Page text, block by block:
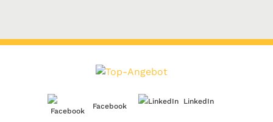
Facebook
LinkedIn